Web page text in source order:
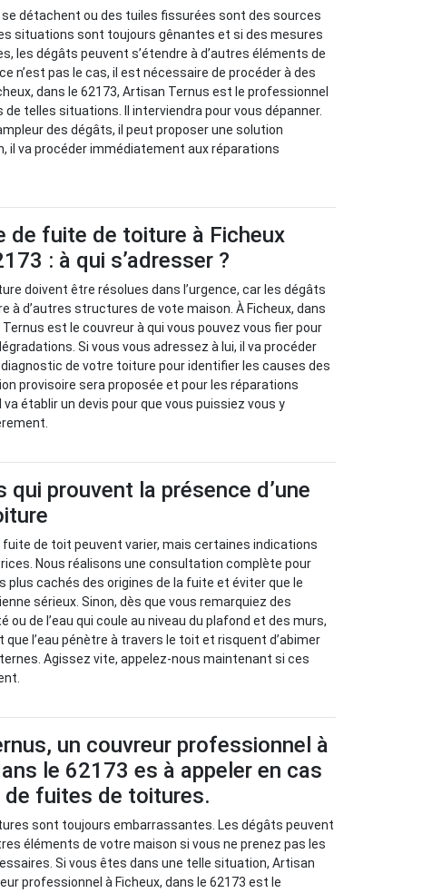
se détachent ou des tuiles fissurées sont des sources
situations sont toujours gênantes et si des mesures
les dégâts peuvent s’étendre à d’autres éléments de
n’est pas le cas, il est nécessaire de procéder à des
dans le 62173, Artisan Ternus est le professionnel
telles situations. Il interviendra pour vous dépanner.
des dégâts, il peut proposer une solution
il va procéder immédiatement aux réparations
de fuite de toiture à Ficheux
: à qui s’adresser ?
doivent être résolues dans l’urgence, car les dégâts
à d’autres structures de vote maison. À Ficheux, dans
Ternus est le couvreur à qui vous pouvez vous fier pour
Si vous vous adressez à lui, il va procéder
de votre toiture pour identifier les causes des
provisoire sera proposée et pour les réparations
va établir un devis pour que vous puissiez vous y
qui prouvent la présence d’une
fuite de toit peuvent varier, mais certaines indications
Nous réalisons une consultation complète pour
plus cachés des origines de la fuite et éviter que le
sérieux. Sinon, dès que vous remarquiez des
ou de l’eau qui coule au niveau du plafond et des murs,
l’eau pénètre à travers le toit et risquent d’abimer
Agissez vite, appelez-nous maintenant si ces
un couvreur professionnel à
le 62173 es à appeler en cas
de fuites de toitures.
sont toujours embarrassantes. Les dégâts peuvent
éléments de votre maison si vous ne prenez pas les
Si vous êtes dans une telle situation, Artisan
professionnel à Ficheux, dans le 62173 est le